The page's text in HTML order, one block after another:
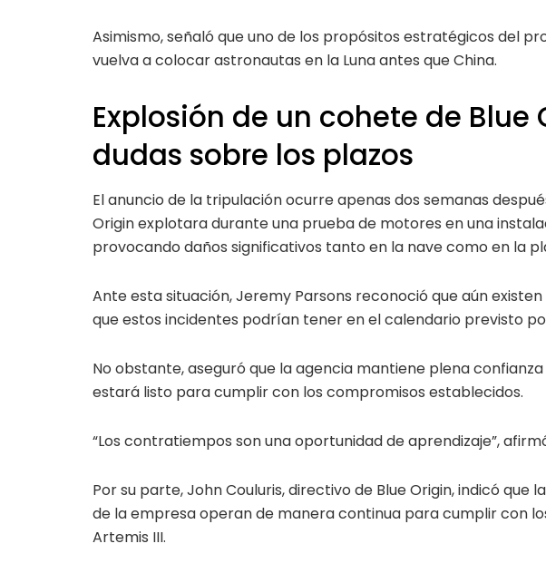
Asimismo, señaló que uno de los propósitos estratégicos del
vuelva a colocar astronautas en la Luna antes que China.
Explosión de un cohete de Blue
dudas sobre los plazos
El anuncio de la tripulación ocurre apenas dos semanas
Origin explotara durante una prueba de motores en una
provocando daños significativos tanto en la nave como en la
Ante esta situación, Jeremy Parsons reconoció que aún
que estos incidentes podrían tener en el calendario previsto
No obstante, aseguró que la agencia mantiene plena
estará listo para cumplir con los compromisos establecidos.
“Los contratiempos son una oportunidad de aprendizaje”,
Por su parte, John Couluris, directivo de Blue Origin, indicó que
de la empresa operan de manera continua para cumplir con
Artemis III.